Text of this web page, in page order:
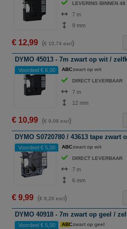
LEVERING BINNEN 48
7 m
9 mm
€ 12,99 (€ 10,74 excl)
DYMO 45013 - 7m zwart op wit /
Voordeel € 6,00 ABCzwart op wit
DIRECT LEVERBAAR
7 m
12 mm
€ 10,99 (€ 9,08 excl)
DYMO S0720780 / 43613 tape
Voordeel € 5,00 ABCzwart op wit
DIRECT LEVERBAAR
7 m
6 mm
€ 9,99 (€ 8,26 excl)
DYMO 40918 - 7m zwart op geel /
Voordeel € 5,00 ABCzwart op geel